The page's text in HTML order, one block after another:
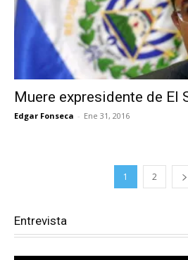
Muere expresidente de El
Edgar Fonseca - Ene 31, 2016
1 2
Entrevista